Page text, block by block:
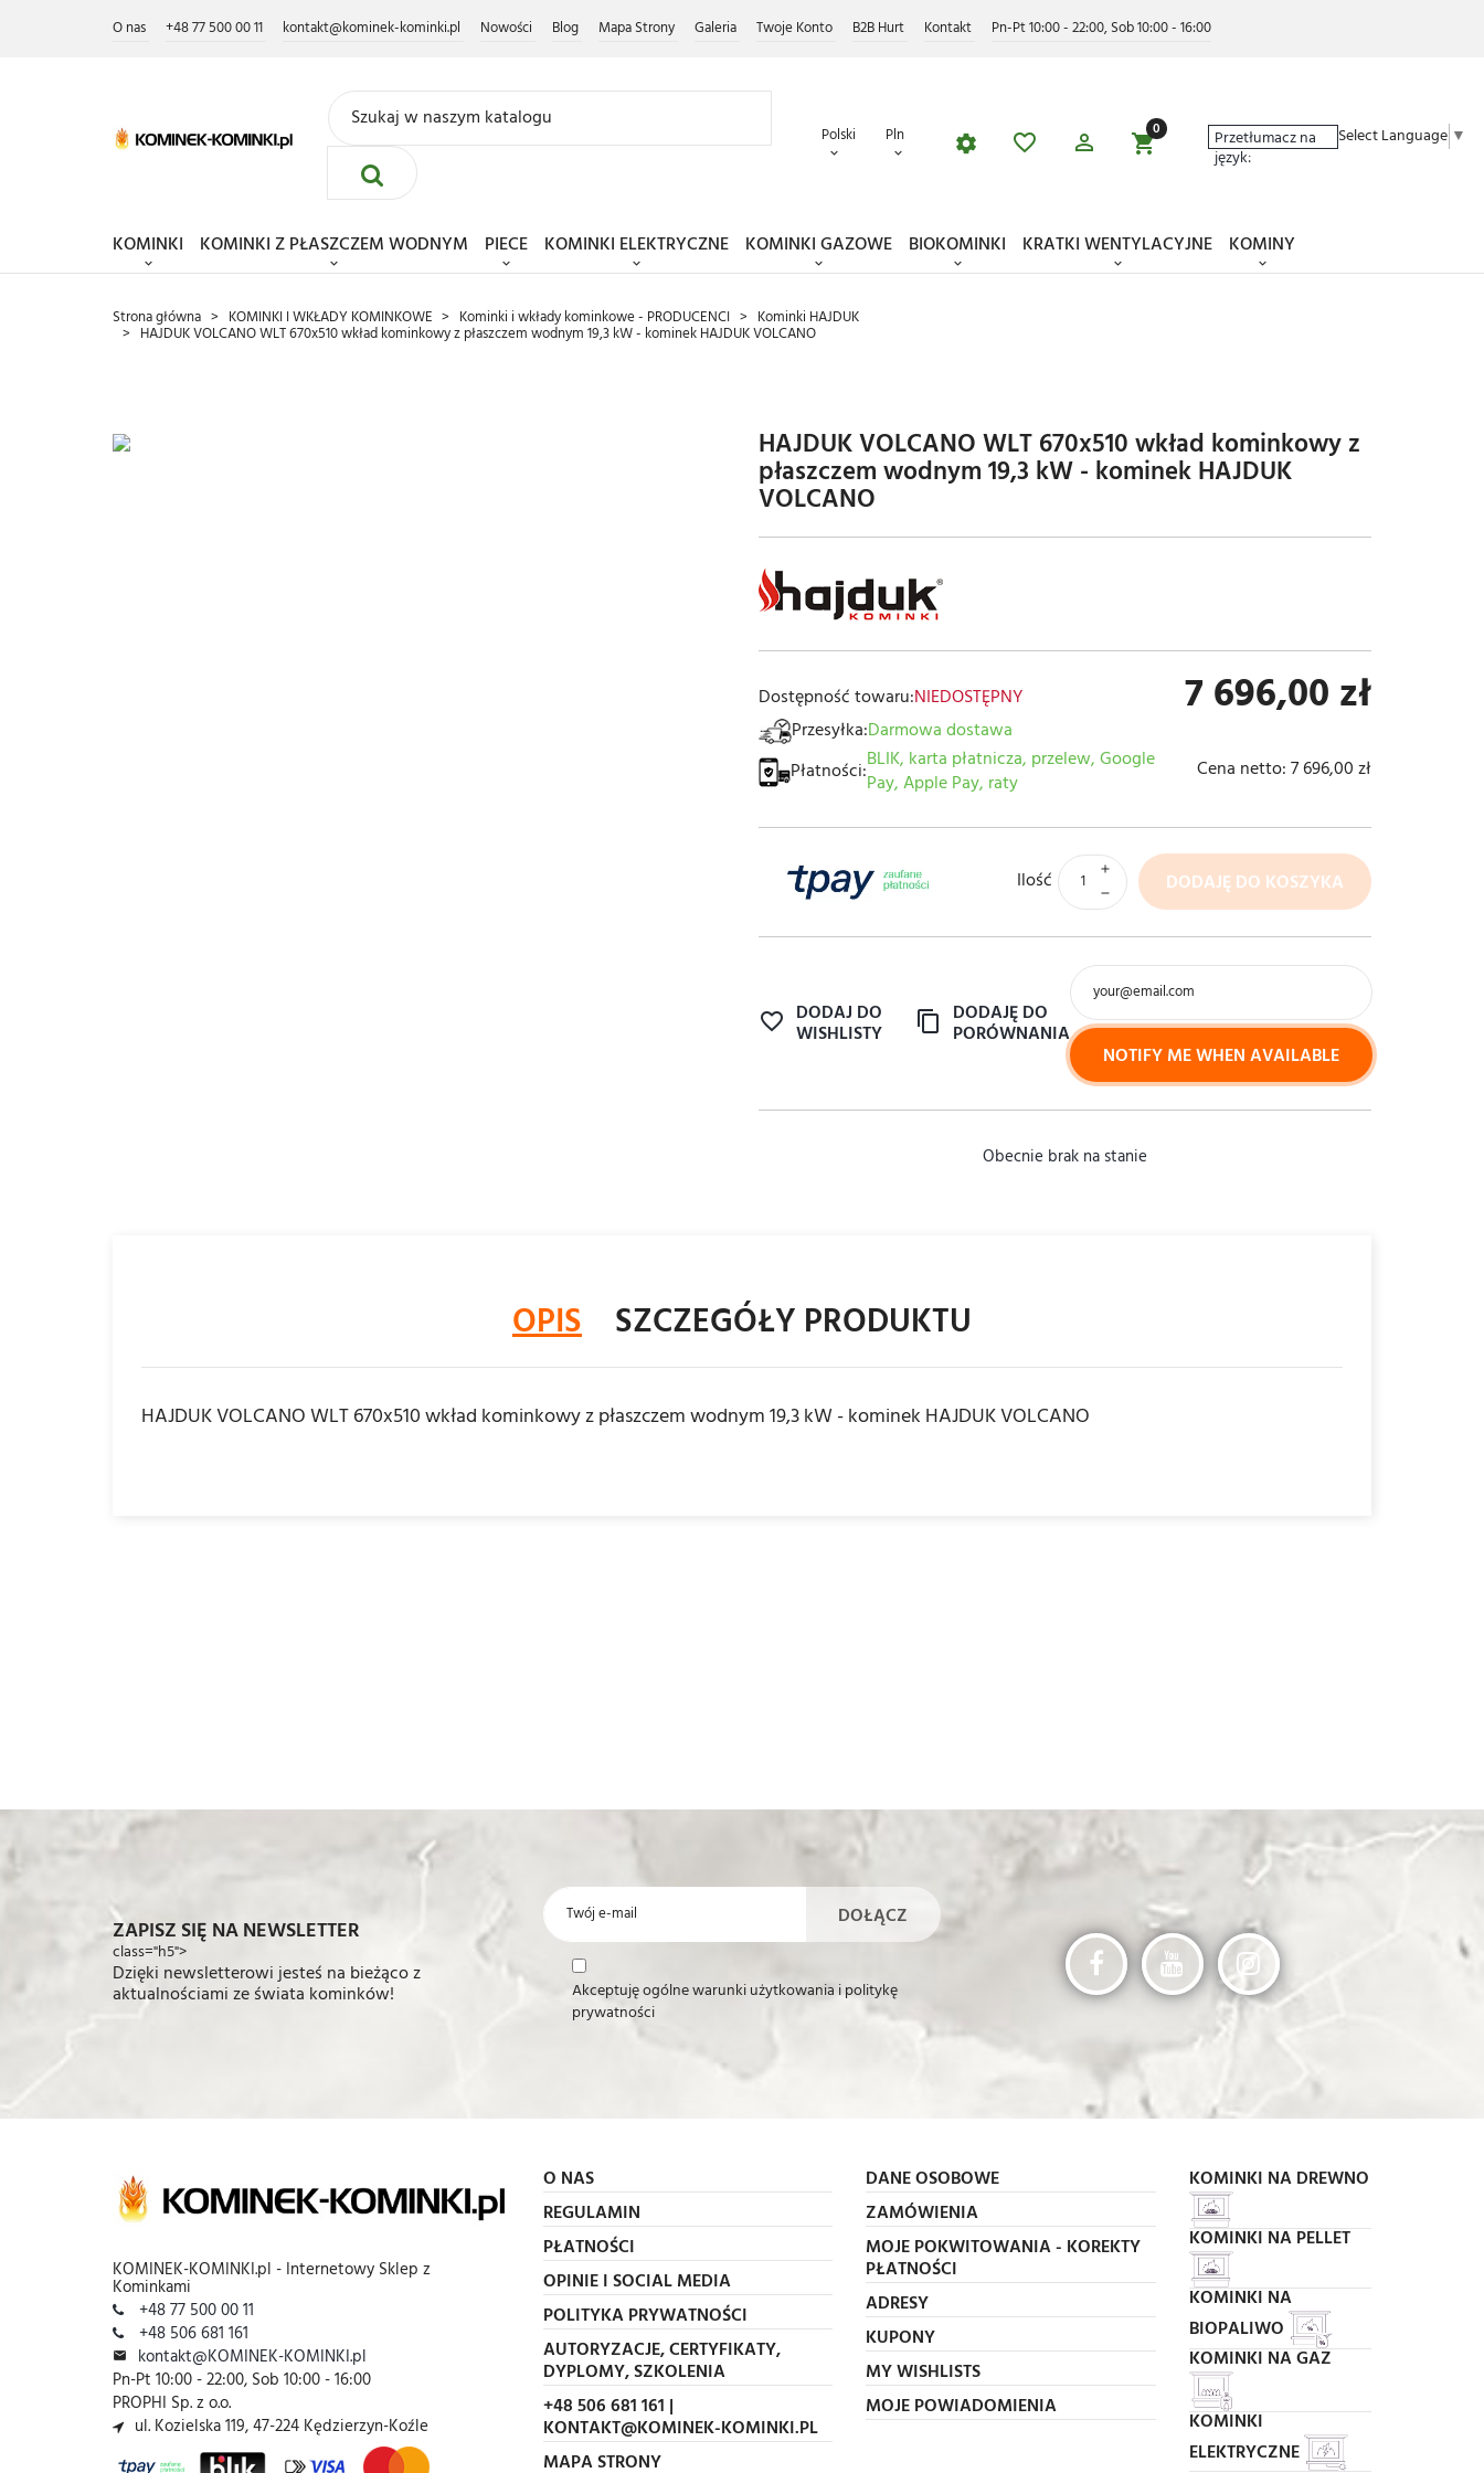
O nas +48 77 500 00 11 kontakt@kominek-kominki.pl Nowości Blog Mapa Strony Galeria Twoje Konto B2B Hurt Kontakt Pn-Pt 10:00 - 22:00, Sob 10:00 - 16:00
polski pln 0 Przetłumacz na
język:
Select Language ▼
KOMINKI KOMINKI Z PŁASZCZEM WODNYM PIECE KOMINKI ELEKTRYCZNE KOMINKI GAZOWE BIOKOMINKI KRATKI WENTYLACYJNE KOMINY
Strona główna KOMINKI I WKŁADY KOMINKOWE Kominki i wkłady kominkowe - PRODUCENCI Kominki HAJDUK
HAJDUK VOLCANO WLT 670x510 wkład kominkowy z płaszczem wodnym 19,3 kW - kominek HAJDUK VOLCANO
HAJDUK VOLCANO WLT 670x510 wkład kominkowy z
płaszczem wodnym 19,3 kW - kominek HAJDUK
VOLCANO
Dostępność towaru:NIEDOSTĘPNY
Przesyłka:Darmowa dostawa
Płatności:BLIK, karta płatnicza, przelew, Google
Pay, Apple Pay, raty
7 696,00 zł
Cena netto:7 696,00 zł
Ilość DODAJĘ DO KOSZYKA
DODAJ DO
WISHLISTY
DODAJĘ DO
PORÓWNANIA
question_answer PYTAMO PRODUKT
NOTIFY ME WHEN AVAILABLE
Obecnie brak na stanie
OPIS SZCZEGÓŁY PRODUKTU
HAJDUK VOLCANO WLT 670x510 wkład kominkowy z płaszczem wodnym 19,3 kW - kominek HAJDUK VOLCANO
ZAPISZ SIĘ NA NEWSLETTER
class="h5">
Dzięki newsletterowi jesteś na bieżąco z
aktualnościami ze świata kominków!
Akceptuję ogólne warunki użytkowania i politykę
prywatności
KOMINEK-KOMINKI.pl - Internetowy Sklep z
Kominkami
+48 77 500 00 11
+48 506 681 161
kontakt@KOMINEK-KOMINKI.pl
Pn-Pt 10:00 - 22:00, Sob 10:00 - 16:00
PROPHI Sp. z o.o.
ul. Kozielska 119, 47-224 Kędzierzyn-Koźle
O NAS
REGULAMIN
PŁATNOŚCI
OPINIE I SOCIAL MEDIA
POLITYKA PRYWATNOŚCI
AUTORYZACJE, CERTYFIKATY,
DYPLOMY, SZKOLENIA
+48 506 681 161 |
KONTAKT@KOMINEK-KOMINKI.PL
MAPA STRONY
DANE OSOBOWE
ZAMÓWIENIA
MOJE POKWITOWANIA - KOREKTY
PŁATNOŚCI
ADRESY
KUPONY
MY WISHLISTS
MOJE POWIADOMIENIA
KOMINKI NA DREWNO
KOMINKI NA PELLET
KOMINKI NA
BIOPALIWO
KOMINKI NA GAZ
KOMINKI
ELEKTRYCZNE